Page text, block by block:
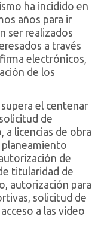
ha incidido en
años para ir
ser realizados
a través
electrónicos,
de los
el centenar
de
licencias de obra
de
titularidad de
autorización para
solicitud de
a las video